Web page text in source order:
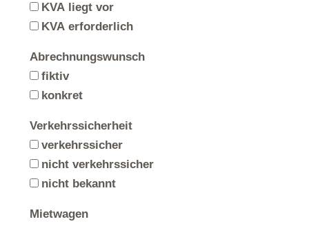
KVA liegt vor
KVA erforderlich
Abrechnungswunsch
fiktiv
konkret
Verkehrssicherheit
verkehrssicher
nicht verkehrssicher
nicht bekannt
Mietwagen